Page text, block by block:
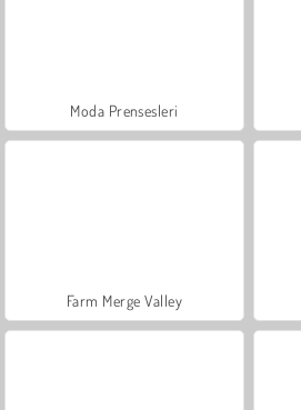
Moda Prensesleri
Farm Merge Valley